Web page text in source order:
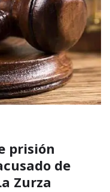
prisión
de
Zurza